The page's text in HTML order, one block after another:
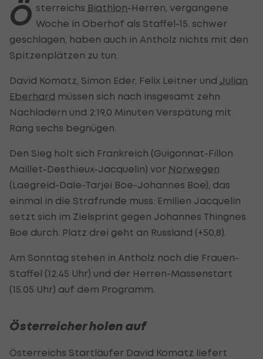
Ö sterreichs Biathlon-Herren, vergangene
Woche in Oberhof als Staffel-15. schwer
geschlagen, haben auch in Antholz nichts mit den
Spitzenplätzen zu tun.
David Komatz, Simon Eder, Felix Leitner und Julian
Eberhard müssen sich nach insgesamt zehn
Nachladern und 2:19,0 Minuten Verspätung mit
Rang sechs begnügen.
Den Sieg holt sich Frankreich (Guigonnat-Fillon
Maillet-Desthieux-Jacquelin) vor Norwegen
(Laegreid-Dale-Tarjei Boe-Johannes Boe), das
einmal in die Strafrunde muss. Emilien Jacquelin
setzt sich im Zielsprint gegen Johannes Thingnes
Boe durch. Platz drei geht an Russland (+50,8).
Am Sonntag stehen in Antholz noch die Frauen-
Staffel (12.45 Uhr) und der Herren-Massenstart
(15.05 Uhr) auf dem Programm.
Österreicher holen auf
Österreichs Startläufer David Komatz liefert